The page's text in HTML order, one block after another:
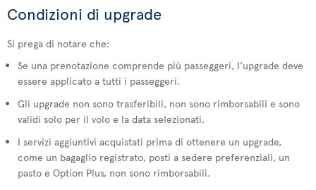
Condizioni di upgrade
Si prega di notare che:
Se una prenotazione comprende più passeggeri, l'upgrade deve
essere applicato a tutti i passeggeri.
Gli upgrade non sono trasferibili, non sono rimborsabili e sono
validi solo per il volo e la data selezionati.
I servizi aggiuntivi acquistati prima di ottenere un upgrade,
come un bagaglio registrato, posti a sedere preferenziali, un
pasto e Option Plus, non sono rimborsabili.